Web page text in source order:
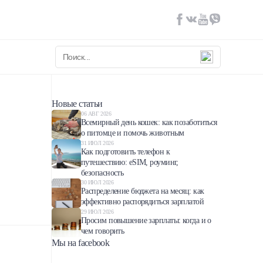
Новые статьи
06 АВГ 2026
Всемирный день кошек: как позаботиться
о питомце и помочь животным
31 ИЮЛ 2026
Как подготовить телефон к
путешествию: eSIM, роуминг,
безопасность
30 ИЮЛ 2026
Распределение бюджета на месяц: как
эффективно распорядиться зарплатой
29 ИЮЛ 2026
Просим повышение зарплаты: когда и о
чем говорить
Мы на facebook